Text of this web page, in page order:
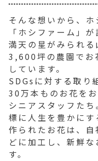
そんな想いから、
「ホシファーム」
満天の星がみられ
3,600坪の農園でお
しています。
SDGsに対する取り
30万本ものお花を
シニアスタッフた
標に人生を豊かにす
作られたお花は、
どに加工し、新鮮
す。